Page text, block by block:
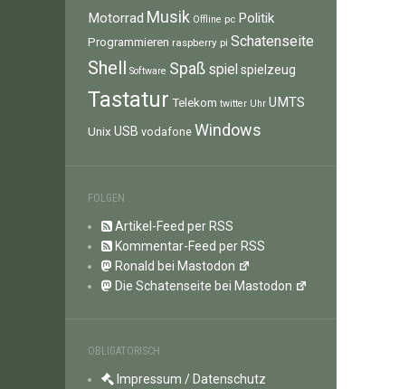
Motorrad Musik Offline pc Politik
Programmieren raspberry pi Schatenseite
Shell Software Spaß spiel spielzeug
Tastatur Telekom twitter Uhr UMTS
Unix USB vodafone Windows
FOLGEN
Artikel-Feed per RSS
Kommentar-Feed per RSS
Ronald bei Mastodon
Die Schatenseite bei Mastodon
OBLIGATORISCH
Impressum / Datenschutz